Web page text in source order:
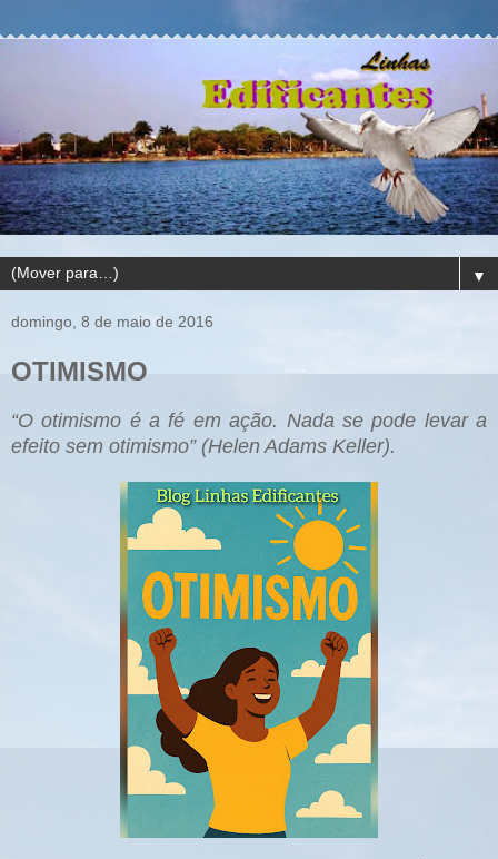
▼
domingo, 8 de maio de 2016
OTIMISMO
“O otimismo é a fé em ação. Nada se pode levar a
efeito sem otimismo” (Helen Adams Keller).